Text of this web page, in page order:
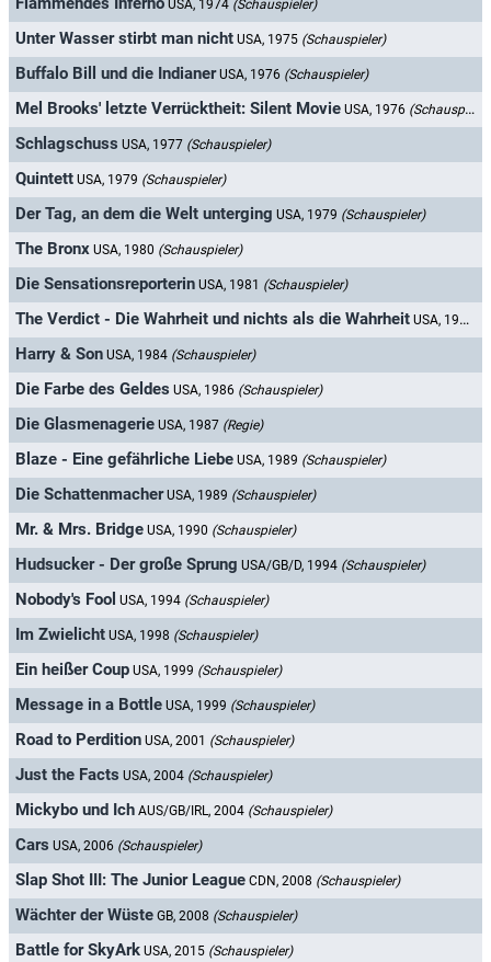
USA, 1974 (Schauspieler)
Unter Wasser stirbt man nicht USA, 1975 (Schauspieler)
Buffalo Bill und die Indianer USA, 1976 (Schauspieler)
Mel Brooks' letzte Verrücktheit: Silent Movie USA, 1976 (Schauspieler)
Schlagschuss USA, 1977 (Schauspieler)
Quintett USA, 1979 (Schauspieler)
Der Tag, an dem die Welt unterging USA, 1979 (Schauspieler)
The Bronx USA, 1980 (Schauspieler)
Die Sensationsreporterin USA, 1981 (Schauspieler)
The Verdict - Die Wahrheit und nichts als die Wahrheit USA, 1982
Harry & Son USA, 1984 (Schauspieler)
Die Farbe des Geldes USA, 1986 (Schauspieler)
Die Glasmenagerie USA, 1987 (Regie)
Blaze - Eine gefährliche Liebe USA, 1989 (Schauspieler)
Die Schattenmacher USA, 1989 (Schauspieler)
Mr. & Mrs. Bridge USA, 1990 (Schauspieler)
Hudsucker - Der große Sprung USA/GB/D, 1994 (Schauspieler)
Nobody's Fool USA, 1994 (Schauspieler)
Im Zwielicht USA, 1998 (Schauspieler)
Ein heißer Coup USA, 1999 (Schauspieler)
Message in a Bottle USA, 1999 (Schauspieler)
Road to Perdition USA, 2001 (Schauspieler)
Just the Facts USA, 2004 (Schauspieler)
Mickybo und Ich AUS/GB/IRL, 2004 (Schauspieler)
Cars USA, 2006 (Schauspieler)
Slap Shot III: The Junior League CDN, 2008 (Schauspieler)
Wächter der Wüste GB, 2008 (Schauspieler)
Battle for SkyArk USA, 2015 (Schauspieler)